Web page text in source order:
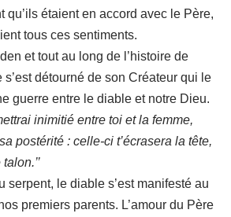
qu’ils étaient en accord avec le Père,
tous ces sentiments.
et tout au long de l’histoire de
s’est détourné de son Créateur qui le
guerre entre le diable et notre Dieu.
inimitié entre toi et la femme,
postérité : celle-ci t’écrasera la tête,
serpent, le diable s’est manifesté au
premiers parents. L’amour du Père